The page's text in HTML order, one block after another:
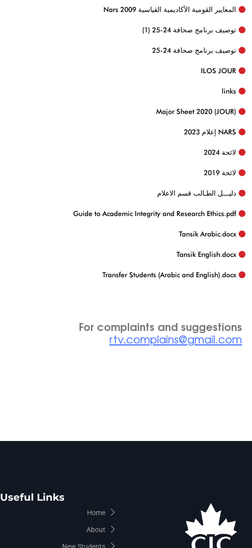
المعايير القومية الأكاديمية القياسية Nars 2009
توصيف برنامج صحافة 24-25 (1)
توصيف برنامج صحافة 24-25
ILOS JOUR
links
Major Sheet 2020 (JOUR)
NARS إعلام 2023
لائحة 2024
لائحة 2019
دليـــل الطـالب قسم الاعلام
Guide to Academic Integrity and Research Ethics.pdf
Tansik Arabic.docx‏
Tansik English.docx
Transfer Students (Arabic and English).docx‏
For complaints and suggestions
rtv.complains@gmail.com
Useful Links
Home
About